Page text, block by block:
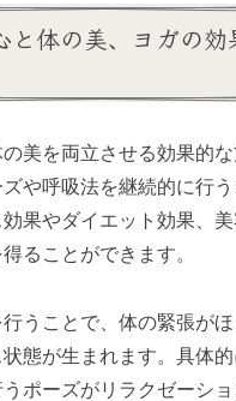
と体の美、ヨガの効
美を両立させる効果的
や呼吸法を継続的に行う
果やダイエット効果、
ることができます。
うことで、体の緊張が
態が生まれます。具体
ポーズがリラクゼーシ